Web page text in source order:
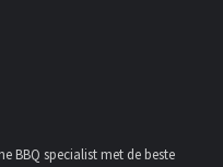
BBQ specialist met de beste